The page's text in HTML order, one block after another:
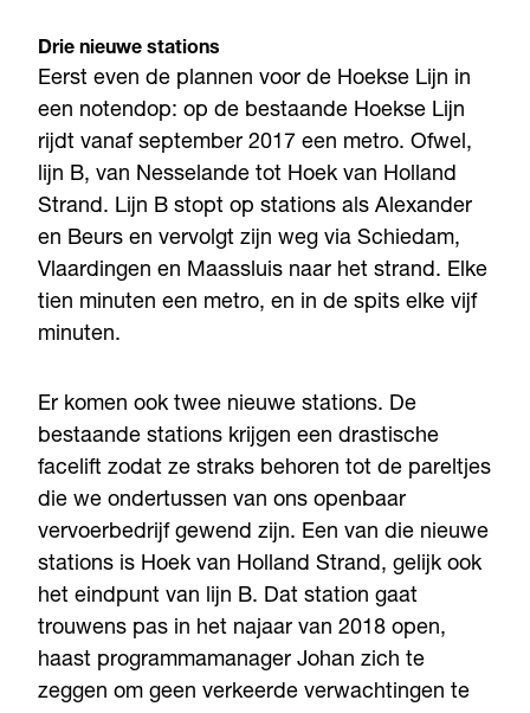
Drie nieuwe stations
Eerst even de plannen voor de Hoekse Lijn in
een notendop: op de bestaande Hoekse Lijn
rijdt vanaf september 2017 een metro. Ofwel,
lijn B, van Nesselande tot Hoek van Holland
Strand. Lijn B stopt op stations als Alexander
en Beurs en vervolgt zijn weg via Schiedam,
Vlaardingen en Maassluis naar het strand. Elke
tien minuten een metro, en in de spits elke vijf
minuten.
Er komen ook twee nieuwe stations. De
bestaande stations krijgen een drastische
facelift zodat ze straks behoren tot de pareltjes
die we ondertussen van ons openbaar
vervoerbedrijf gewend zijn. Een van die nieuwe
stations is Hoek van Holland Strand, gelijk ook
het eindpunt van lijn B. Dat station gaat
trouwens pas in het najaar van 2018 open,
haast programmamanager Johan zich te
zeggen om geen verkeerde verwachtingen te